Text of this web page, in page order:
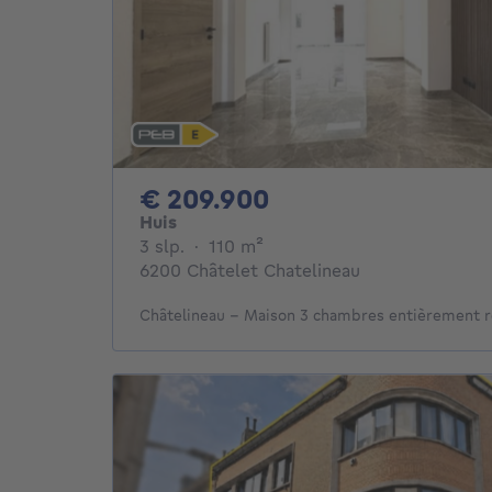
€ 209.900
Huis
3 slp. 3 slaapkamers
· 110 m²
6200 Châtelet Chatelineau
Châtelineau – Maison 3 chambres entièrement